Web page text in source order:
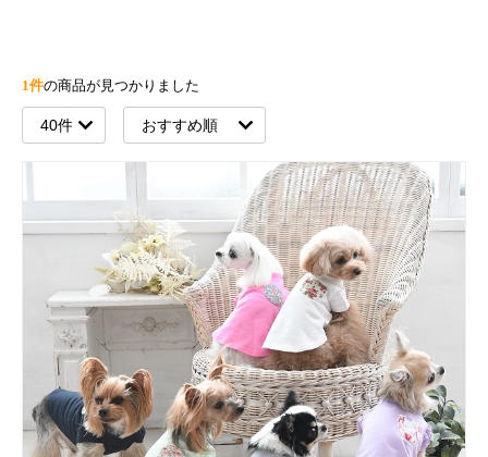
1件の商品が見つかりました